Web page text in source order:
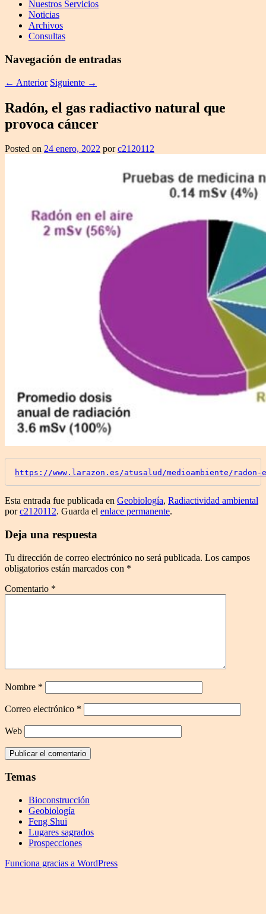
Nuestros Servicios
Noticias
Archivos
Consultas
Navegación de entradas
← Anterior Siguiente →
Radón, el gas radiactivo natural que
provoca cáncer
Posted on 24 enero, 2022 porc2120112
https://www.larazon.es/atusalud/medioambiente/
Esta entrada fue publicada en Geobiología, Radiactividad ambiental
porc2120112. Guarda el enlace permanente.
Deja una respuesta
Tu dirección de correo electrónico no será publicada. Los campos
obligatorios están marcados con *
Comentario *
Nombre *
Correo electrónico *
Web
Temas
Bioconstrucción
Geobiología
Feng Shui
Lugares sagrados
Prospecciones
Funciona gracias a WordPress